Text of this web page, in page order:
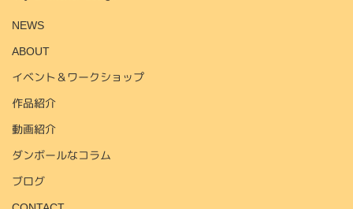
NEWS
ABOUT
イベント＆ワークショップ
作品紹介
動画紹介
ダンボールなコラム
ブログ